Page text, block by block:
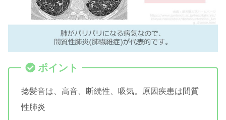
捻髪音は、高音、断続性、吸気。原因疾患は間質
性肺炎